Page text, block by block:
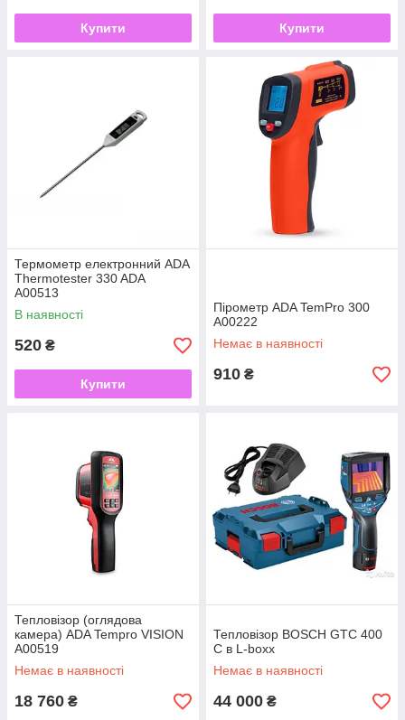
Купити Купити
Термометр електронний ADA
Thermotester 330 ADA
А00513
В наявності
520 ₴
Купити
Пірометр ADA TemPro 300
А00222
Немає в наявності
910 ₴
Тепловізор (оглядова
камера) ADA Tempro VISION
А00519
Немає в наявності
18 760 ₴
Тепловізор BOSCH GTC 400
C в L-boxx
Немає в наявності
44 000 ₴